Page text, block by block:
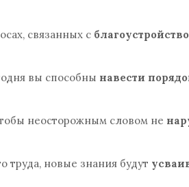
связанных с
вы способны навести
неосторожным словом не
труда, новые знания будут